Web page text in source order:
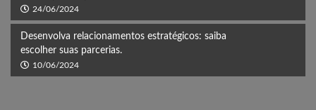
24/06/2024
Desenvolva relacionamentos estratégicos: saiba
escolher suas parcerias.
10/06/2024